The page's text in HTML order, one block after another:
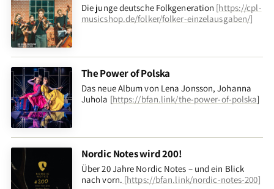
Die junge deutsche Folkgeneration [https://cpl-
musicshop.de/folker/folker-einzelausgaben/]
The Power of Polska
Das neue Album von Lena Jonsson, Johanna
Juhola [https://bfan.link/the-power-of-polska]
Nordic Notes wird 200!
Über 20 Jahre Nordic Notes – und ein Blick
nach vorn. [https://bfan.link/nordic-notes-200]